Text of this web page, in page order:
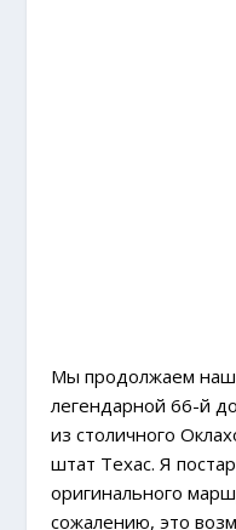
Мы продолжаем
легендарной 66-й
из столичного
штат Техас. Я
оригинального
сожалению, это